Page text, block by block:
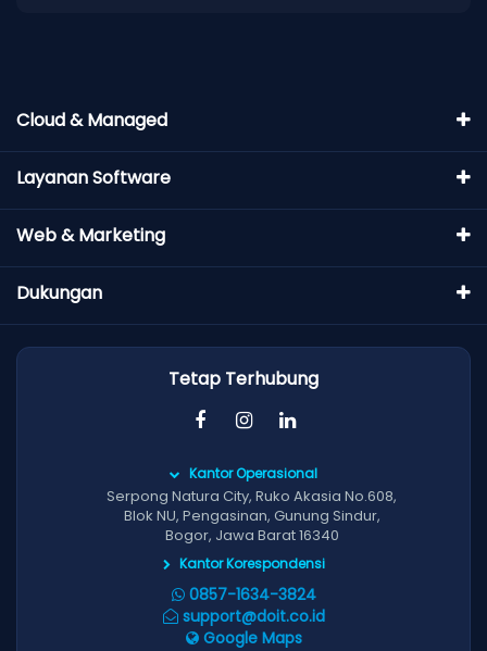
Cloud & Managed
Layanan Software
Web & Marketing
Dukungan
Tetap Terhubung
Kantor Operasional
Serpong Natura City, Ruko Akasia No.608,
Blok NU, Pengasinan, Gunung Sindur,
Bogor, Jawa Barat 16340
Kantor Korespondensi
0857-1634-3824
support@doit.co.id
Google Maps